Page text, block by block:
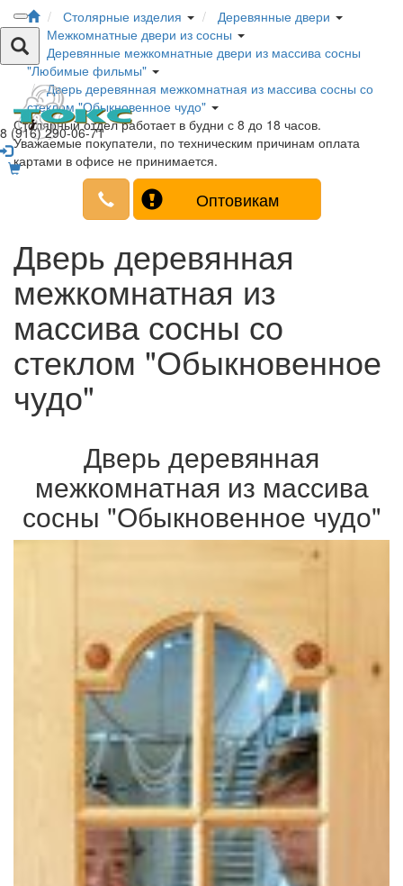
8 (916) 290-06-71
Столярные изделия
Деревянные двери
Межкомнатные двери из сосны
Деревянные межкомнатные двери из массива сосны
"Любимые фильмы"
Дверь деревянная межкомнатная из массива сосны со
стеклом "Обыкновенное чудо"
Столярный отдел работает в будни с 8 до 18 часов.
Уважаемые покупатели, по техническим причинам оплата
картами в офисе не принимается.
Оптовикам
Дверь деревянная
межкомнатная из
массива сосны со
стеклом "Обыкновенное
чудо"
Дверь деревянная
межкомнатная из массива
сосны "Обыкновенное чудо"